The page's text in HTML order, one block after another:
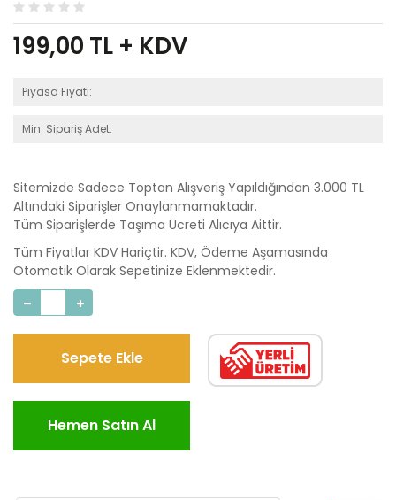
199,00 TL + KDV
Piyasa Fiyatı:
Min. Sipariş Adet:
Sitemizde Sadece Toptan Alışveriş Yapıldığından 3.000 TL
Altındaki Siparişler Onaylanmamaktadır.
Tüm Siparişlerde Taşıma Ücreti Alıcıya Aittir.
Tüm Fiyatlar KDV Hariçtir. KDV, Ödeme Aşamasında
Otomatik Olarak Sepetinize Eklenmektedir.
Sepete Ekle
Hemen Satın Al